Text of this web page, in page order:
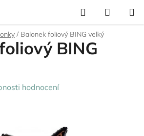
Hledat
KOŠÍK
/ Balonek foliový BING velký
BING
hodnocení